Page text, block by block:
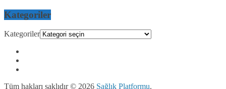
Kategoriler
Kategoriler
Tüm hakları saklıdır © 2026 Sağlık Platformu.